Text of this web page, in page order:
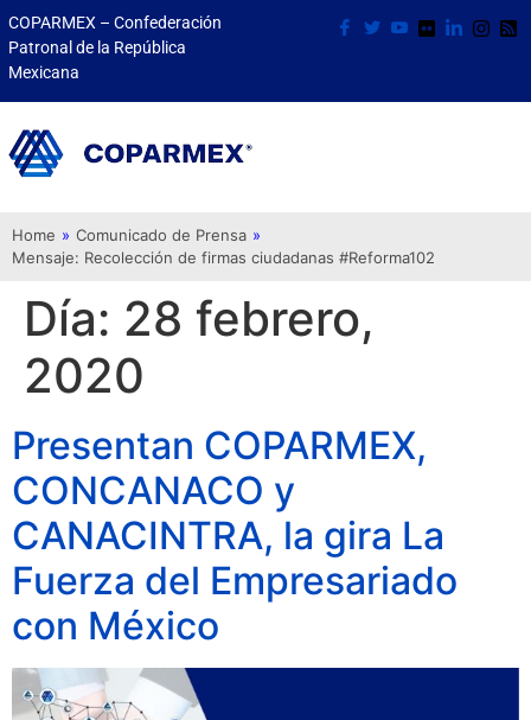
COPARMEX – Confederación
Patronal de la República
Mexicana
Home » Comunicado de Prensa »
Mensaje: Recolección de firmas ciudadanas #Reforma102
Día: 28 febrero,
2020
Presentan COPARMEX,
CONCANACO y
CANACINTRA, la gira La
Fuerza del Empresariado
con México